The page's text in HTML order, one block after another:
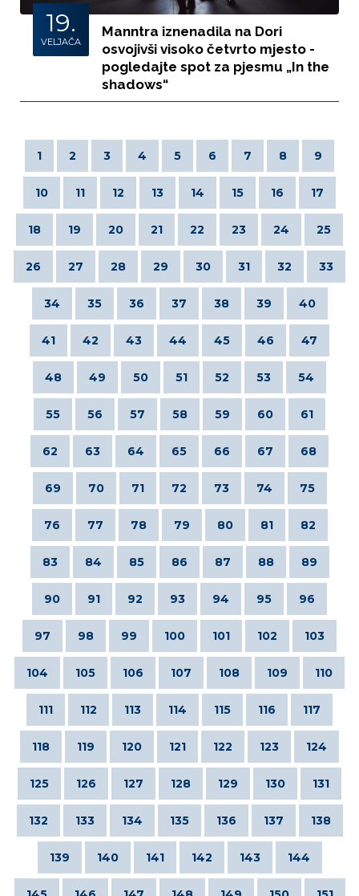
19.
VELJAČA
Manntra iznenadila na Dori
osvojivši visoko četvrto mjesto -
pogledajte spot za pjesmu „In the
shadows“
1 2 3 4 5 6 7 8 9
10 11 12 13 14 15 16 17
18 19 20 21 22 23 24 25
26 27 28 29 30 31 32 33
34 35 36 37 38 39 40
41 42 43 44 45 46 47
48 49 50 51 52 53 54
55 56 57 58 59 60 61
62 63 64 65 66 67 68
69 70 71 72 73 74 75
76 77 78 79 80 81 82
83 84 85 86 87 88 89
90 91 92 93 94 95 96
97 98 99 100 101 102 103
104 105 106 107 108 109 110
111 112 113 114 115 116 117
118 119 120 121 122 123 124
125 126 127 128 129 130 131
132 133 134 135 136 137 138
139 140 141 142 143 144